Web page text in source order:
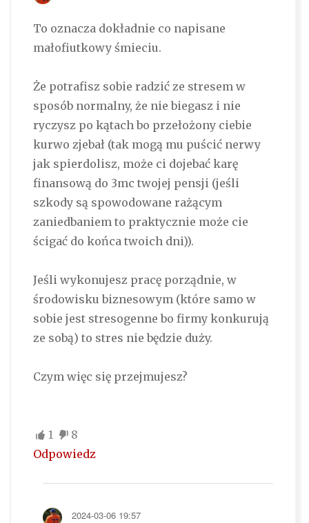
To oznacza dokładnie co napisane
małofiutkowy śmieciu.
Że potrafisz sobie radzić ze stresem w
sposób normalny, że nie biegasz i nie
ryczysz po kątach bo przełożony ciebie
kurwo zjebał (tak mogą mu puścić nerwy
jak spierdolisz, może ci dojebać karę
finansową do 3mc twojej pensji (jeśli
szkody są spowodowane rażącym
zaniedbaniem to praktycznie może cie
ścigać do końca twoich dni)).
Jeśli wykonujesz pracę porządnie, w
środowisku biznesowym (które samo w
sobie jest stresogenne bo firmy konkurują
ze sobą) to stres nie będzie duży.
Czym więc się przejmujesz?
1
8
Odpowiedz
2024-03-06 19:57